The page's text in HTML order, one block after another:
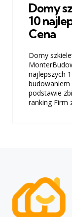
Domy
10
Cena
Domy
najlepszych
podstawie
ranking Firm